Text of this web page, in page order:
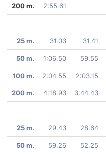
200 m. 2:55.61
25 m. 31.03 31.41
50 m. 1:06.50 59.55
100 m. 2:04.55 2:03.15
200 m. 4:18.93 3:44.43
25 m. 29.43 28.64
50 m. 59.26 52.25